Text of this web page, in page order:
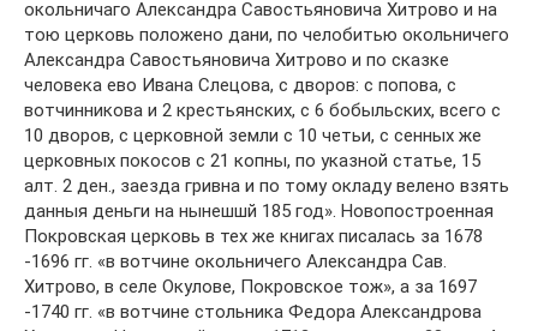
окольничаго Александра Савостьяновича Хитрово и на
тою церковь положено дани, по челобитью окольничего
Александра Савостьяновича Хитрово и по сказке
человека ево Ивана Слецова, с дворов: с попова, с
вотчинникова и 2 крестьянских, с 6 бобыльских, всего с
10 дворов, с церковной земли с 10 четьи, с сенных же
церковных покосов с 21 копны, по указной статье, 15
алт. 2 ден., заезда гривна и по тому окладу велено взять
данныя деньги на нынешшй 185 год». Новопостроенная
Покровская церковь в тех же книгах писалась за 1678
-1696 гг. «в вотчине окольничего Александра Сав.
Хитрово, в селе Окулове, Покровское тож», а за 1697
-1740 гг. «в вотчине стольника Федора Александрова